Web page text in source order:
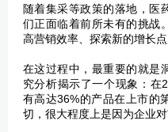
随着集采等政策的落地，医
们正面临着前所未有的挑战
高营销效率、探索新的增长点
在这过程中，最重要的就是
究分析揭示了一个现象：在
有高达36%的产品在上市的
切，很大程度上是因为企业